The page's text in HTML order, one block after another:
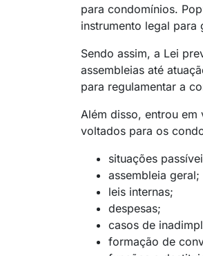
para condomínios.
instrumento legal
Sendo assim, a Lei
assembleias até
para regulamentar a
Além disso, entrou
voltados para os
situações
assembleia geral;
leis internas;
despesas;
casos de
formação de